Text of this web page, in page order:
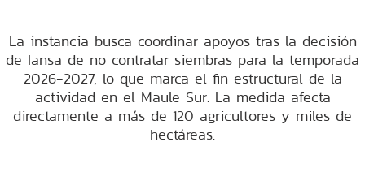
La instancia busca coordinar apoyos tras la decisión
de Iansa de no contratar siembras para la temporada
2026-2027, lo que marca el fin estructural de la
actividad en el Maule Sur. La medida afecta
directamente a más de 120 agricultores y miles de
hectáreas.